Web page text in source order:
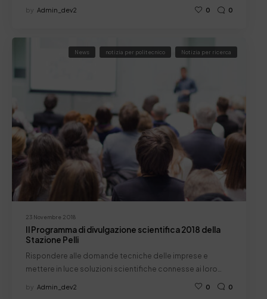
by Admin_dev2 0 0
23 Novembre 2018
News notizia per politecnico Notizia per ricerca
Il Programma di divulgazione scientifica 2018 della
Stazione Pelli
Rispondere alle domande tecniche delle imprese e
mettere in luce soluzioni scientifiche connesse ai loro…
by Admin_dev2 0 0